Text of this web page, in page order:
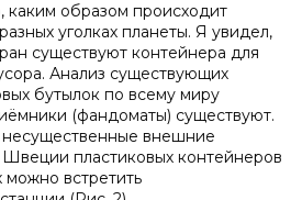
каким образом происходит
уголках планеты. Я увидел,
существуют контейнера для
Анализ существующих
бутылок по всему миру
(фандоматы) существуют.
внешние
пластиковых контейнеров
можно встретить